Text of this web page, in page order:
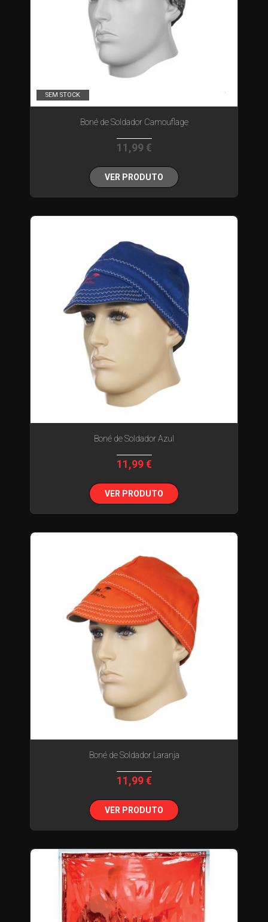
SEM STOCK
Boné de Soldador Camouflage
11,99 €
VER PRODUTO
Boné de Soldador Azul
11,99 €
VER PRODUTO
Boné de Soldador Laranja
11,99 €
VER PRODUTO